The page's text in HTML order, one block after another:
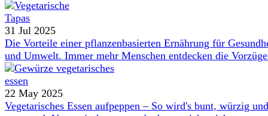
31 Jul 2025
Die Vorteile einer pflanzenbasierten Ernährung für
und Umwelt. Immer mehr Menschen entdecken die
22 May 2025
Vegetarisches Essen aufpeppen – So wird's bunt, würzig und